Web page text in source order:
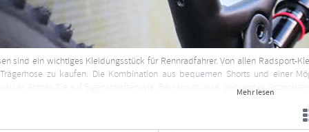
sind ein wichtiges Kleidungsstück für Rennradfahrer. Von allen Radsport-
zu kaufen. Die Kombination aus bequemen Shorts und einer
Achten Sie auf Eigenschaften wie: Beinabschlüsse, bequemes
Mehr lesen